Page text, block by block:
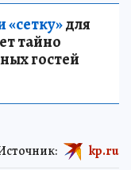
для
тайно
гостей
kp.ru